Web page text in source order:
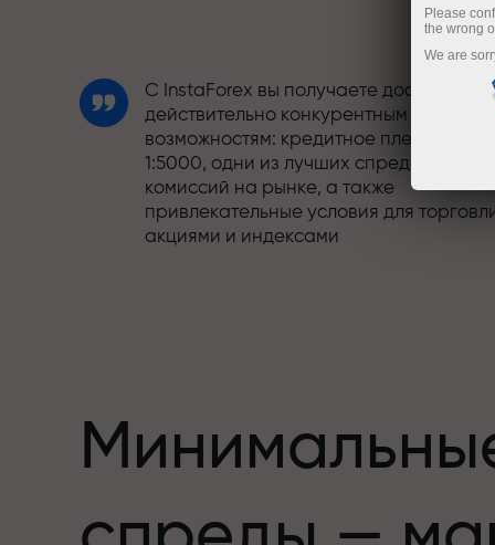
С InstaForex вы получаете доступ к
действительно конкурентным
возможностям: кредитное плечо до
1:5000, одни из лучших спредов и
комиссий на рынке, а также
привлекательные условия для
акциями и индексами
предложениями
Лопрайс привносит элементы драйва
Please
the wrong
We are